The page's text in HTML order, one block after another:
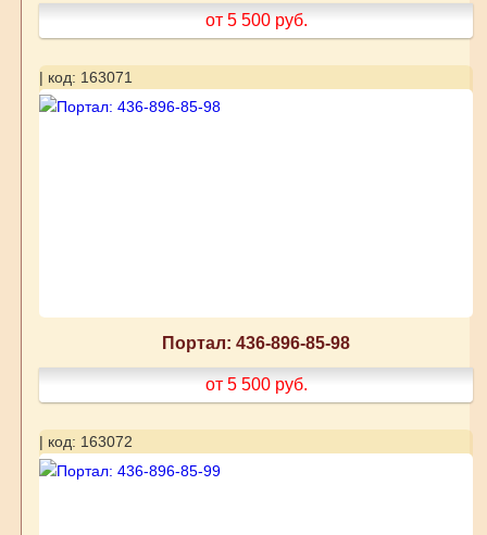
от 5 500 руб.
| код: 163071
Портал: 436-896-85-98
от 5 500 руб.
| код: 163072